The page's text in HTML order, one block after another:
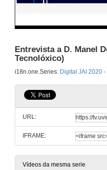
Entrevista a D. Manel
Tecnolóxico)
i18n.one.Series: Digital JAI 2020
URL:
IFRAME:
Vídeos da mesma serie
12 de
12 de